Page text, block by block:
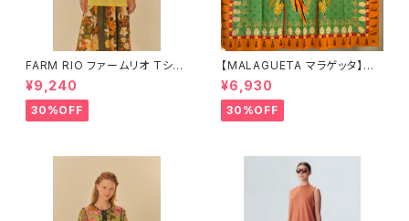
FARM RIO ファームリオ Tシャ
ツ HOHOHO
¥9,240
30%OFF
【MALAGUETA マラゲッタ】カ
ンガ TROPICAL
¥6,930
30%OFF